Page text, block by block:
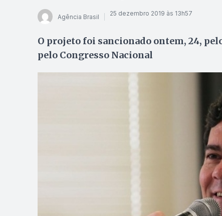
Agência Brasil 25 dezembro 2019 às 13h57
O projeto foi sancionado ontem, 24,
pelo Congresso Nacional